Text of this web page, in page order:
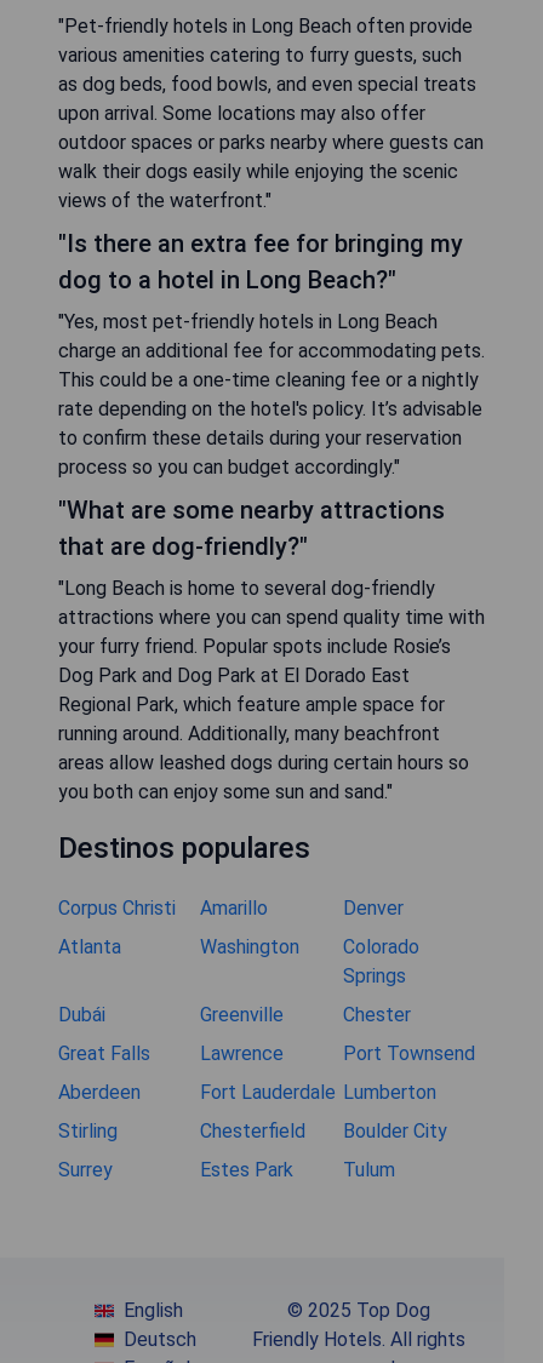
"Pet-friendly hotels in Long Beach often provide
various amenities catering to furry guests, such
as dog beds, food bowls, and even special treats
upon arrival. Some locations may also offer
outdoor spaces or parks nearby where guests can
walk their dogs easily while enjoying the scenic
views of the waterfront."
"Is there an extra fee for bringing my
dog to a hotel in Long Beach?"
"Yes, most pet-friendly hotels in Long Beach
charge an additional fee for accommodating pets.
This could be a one-time cleaning fee or a nightly
rate depending on the hotel's policy. It’s advisable
to confirm these details during your reservation
process so you can budget accordingly."
"What are some nearby attractions
that are dog-friendly?"
"Long Beach is home to several dog-friendly
attractions where you can spend quality time with
your furry friend. Popular spots include Rosie’s
Dog Park and Dog Park at El Dorado East
Regional Park, which feature ample space for
running around. Additionally, many beachfront
areas allow leashed dogs during certain hours so
you both can enjoy some sun and sand."
Destinos populares
Corpus Christi Amarillo
Denver
Atlanta
Washington
Colorado
Springs
Dubái
Greenville
Chester
Great Falls
Lawrence
Port Townsend
Aberdeen
Fort Lauderdale Lumberton
Stirling
Chesterfield
Boulder City
Surrey
Estes Park Tulum
English
Deutsch
© 2025 Top Dog
Friendly Hotels. All rights